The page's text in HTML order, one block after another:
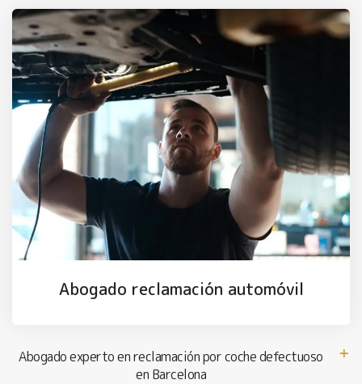
Abogado reclamación automóvil
Abogado experto en reclamación por coche defectuoso
en Barcelona